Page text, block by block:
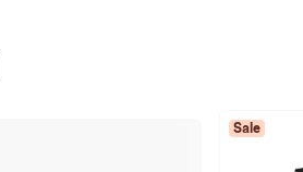
Sale